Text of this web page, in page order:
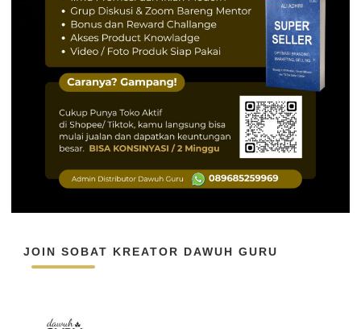
JOIN SOBAT KREATOR DAWUH GURU